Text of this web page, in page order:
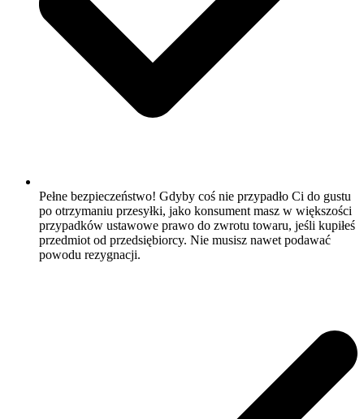
Pełne bezpieczeństwo! Gdyby coś nie przypadło Ci do gustu
po otrzymaniu przesyłki, jako konsument masz w większości
przypadków ustawowe prawo do zwrotu towaru, jeśli kupiłeś
przedmiot od przedsiębiorcy. Nie musisz nawet podawać
powodu rezygnacji.